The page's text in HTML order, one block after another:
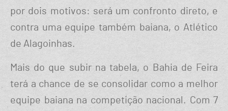
por dois motivos: será um confronto direto, e
contra uma equipe também baiana, o Atlético
de Alagoinhas.
Mais do que subir na tabela, o Bahia de Feira
terá a chance de se consolidar como a melhor
equipe baiana na competição nacional. Com 7